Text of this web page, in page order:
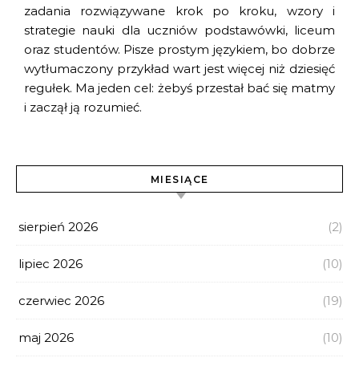
zadania rozwiązywane krok po kroku, wzory i
strategie nauki dla uczniów podstawówki, liceum
oraz studentów. Pisze prostym językiem, bo dobrze
wytłumaczony przykład wart jest więcej niż dziesięć
regułek. Ma jeden cel: żebyś przestał bać się matmy
i zaczął ją rozumieć.
MIESIĄCE
sierpień 2026 (2)
lipiec 2026 (10)
czerwiec 2026 (19)
maj 2026 (10)